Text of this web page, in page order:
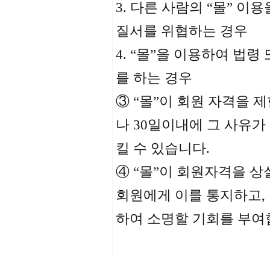
3. 다른 사람의 “몰” 이
질서를 위협하는 경우
4. “몰”을 이용하여 법령
를 하는 경우
③ “몰”이 회원 자격을
나 30일이내에 그 사유
킬 수 있습니다.
④ “몰”이 회원자격을 상
회원에게 이를 통지하고
하여 소명할 기회를 부여